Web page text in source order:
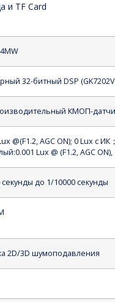
и TF Card
32-битный DSP
КМОП-
@(F1.2, AGC ON); 0 Lux сИК
Lux @ (F1.2, AGC ON),
секунды до 1/10000 секунды
2D/3D шумоподавления